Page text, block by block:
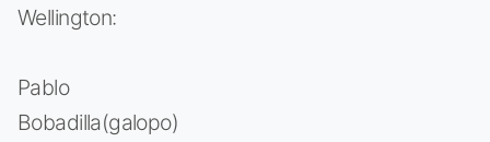
Wellington:
Pablo
Bobadilla(galopo)